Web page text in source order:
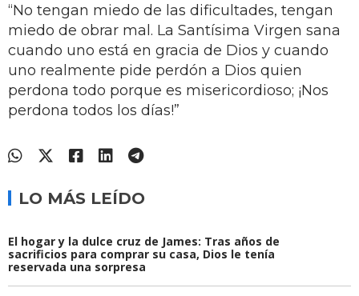
“No tengan miedo de las dificultades, tengan
miedo de obrar mal. La Santísima Virgen sana
cuando uno está en gracia de Dios y cuando
uno realmente pide perdón a Dios quien
perdona todo porque es misericordioso; ¡Nos
perdona todos los días!”
LO MÁS LEÍDO
El hogar y la dulce cruz de James: Tras años de
sacrificios para comprar su casa, Dios le tenía
reservada una sorpresa